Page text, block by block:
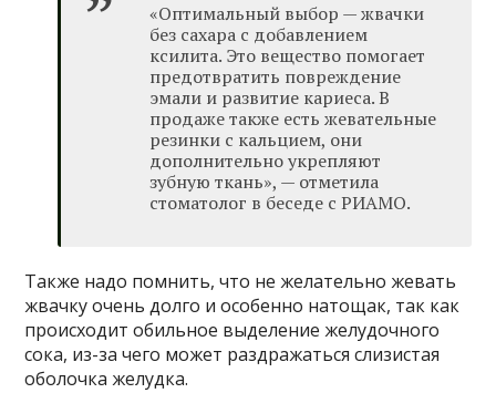
«Оптимальный выбор — жвачки
без сахара с добавлением
ксилита. Это вещество помогает
предотвратить повреждение
эмали и развитие кариеса. В
продаже также есть жевательные
резинки с кальцием, они
дополнительно укрепляют
зубную ткань», — отметила
стоматолог в беседе с РИАМО.
Также надо помнить, что не желательно жевать
жвачку очень долго и особенно натощак, так как
происходит обильное выделение желудочного
сока, из-за чего может раздражаться слизистая
оболочка желудка.